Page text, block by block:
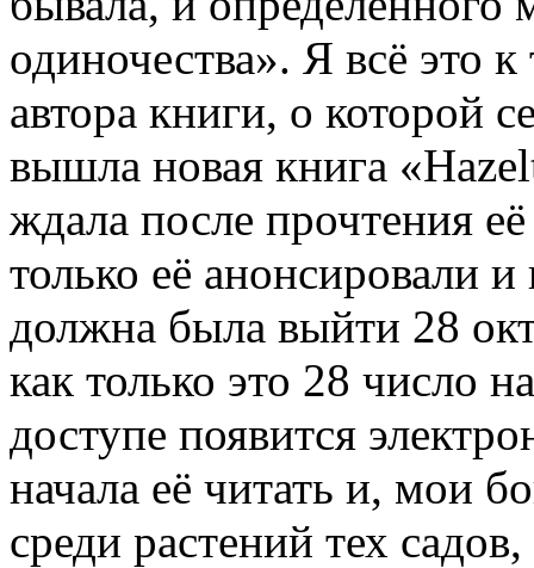
одиночества». Я всё это
автора книги, о которой
вышла новая книга
ждала после прочтения
только её анонсировали
должна была выйти 28
как только это 28 число
доступе появится
начала её читать и, мои
среди растений тех